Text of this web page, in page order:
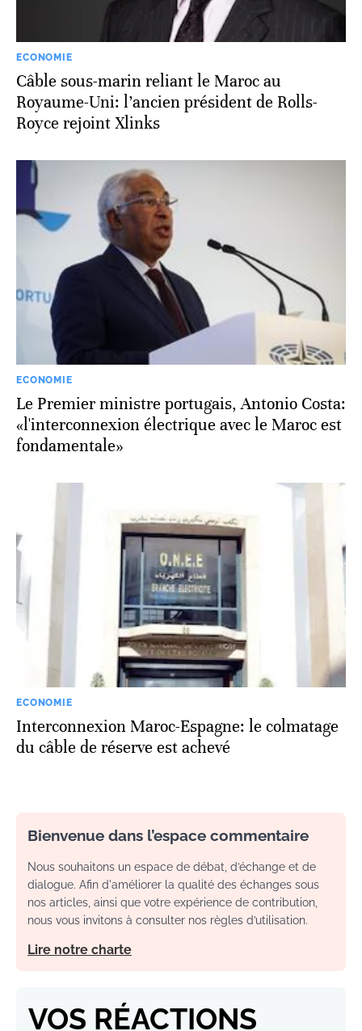
ECONOMIE
Câble sous-marin reliant le Maroc au
Royaume-Uni: l’ancien président de Rolls-
Royce rejoint Xlinks
ECONOMIE
Le Premier ministre portugais, Antonio Costa:
«l'interconnexion électrique avec le Maroc est
fondamentale»
ECONOMIE
Interconnexion Maroc-Espagne: le colmatage
du câble de réserve est achevé
Bienvenue dans l’espace commentaire
Nous souhaitons un espace de débat, d’échange et de
dialogue. Afin d'améliorer la qualité des échanges sous
nos articles, ainsi que votre expérience de contribution,
nous vous invitons à consulter nos règles d’utilisation.
Lire notre charte
VOS RÉACTIONS